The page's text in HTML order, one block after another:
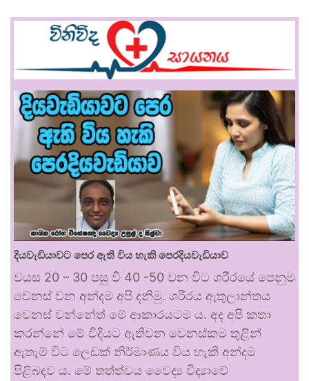
දියවැඩියාවට පෙර ඇති විය හැකි පෙරදියවැඩියාව
වයස 20 – 30 පසු වී 40 -50 වන විට ශරීරයේ පෙනුම
වෙනස් වන අන්දම අපි දනිමු. ශරීරය ඇතුලාන්තය
වෙනස් වන්නේත් මේ ආකාරයටම ය. අද අපි කතා
කරන්නේ මේ විදියට ඇතිවන වෙනස්කම තුළින්
ඇතැම් විට ලෙඩක් නිර්මාණය විය හැකි අන්දම
පිළිබඳව ය. මේ තත්ත්වය වෛද්‍ය විද්‍යාවේ